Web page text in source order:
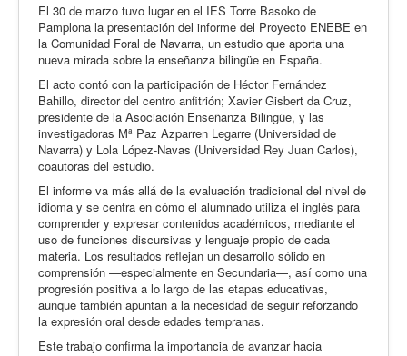
El 30 de marzo tuvo lugar en el IES Torre Basoko de
Pamplona la presentación del informe del Proyecto ENEBE en
la Comunidad Foral de Navarra, un estudio que aporta una
nueva mirada sobre la enseñanza bilingüe en España.
El acto contó con la participación de Héctor Fernández
Bahillo, director del centro anfitrión; Xavier Gisbert da Cruz,
presidente de la Asociación Enseñanza Bilingüe, y las
investigadoras Mª Paz Azparren Legarre (Universidad de
Navarra) y Lola López-Navas (Universidad Rey Juan Carlos),
coautoras del estudio.
El informe va más allá de la evaluación tradicional del nivel de
idioma y se centra en cómo el alumnado utiliza el inglés para
comprender y expresar contenidos académicos, mediante el
uso de funciones discursivas y lenguaje propio de cada
materia. Los resultados reflejan un desarrollo sólido en
comprensión —especialmente en Secundaria—, así como una
progresión positiva a lo largo de las etapas educativas,
aunque también apuntan a la necesidad de seguir reforzando
la expresión oral desde edades tempranas.
Este trabajo confirma la importancia de avanzar hacia